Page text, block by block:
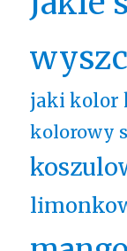
jaki kolor
kolorowy